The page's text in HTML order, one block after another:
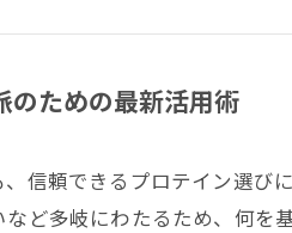
のための最新活用術
信頼できるプロテイン選び
ど多岐にわたるため、何を